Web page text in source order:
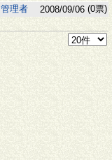
管理者 2008/09/06 (0票)